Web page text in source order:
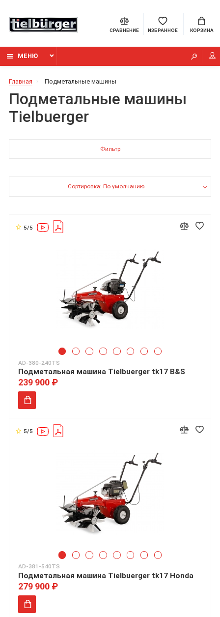
СРАВНЕНИЕ ИЗБРАННОЕ КОРЗИНА
МЕНЮ
Главная Подметальные машины
Подметальные машины
Tielbuerger
Фильтр
Сортировка: По умолчанию
5/5
AD-380-240TS
Подметальная машина Tielbuerger tk17 B&S
239 900 ₽
5/5
AD-381-540TS
Подметальная машина Tielbuerger tk17 Honda
279 900 ₽